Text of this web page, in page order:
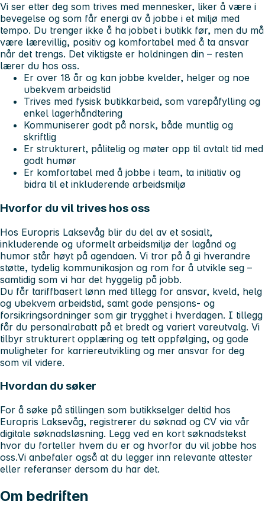
Vi ser etter deg som trives med mennesker, liker å være i
bevegelse og som får energi av å jobbe i et miljø med
tempo. Du trenger ikke å ha jobbet i butikk før, men du må
være lærevillig, positiv og komfortabel med å ta ansvar
når det trengs. Det viktigste er holdningen din – resten
lærer du hos oss.
Er over 18 år og kan jobbe kvelder, helger og noe
ubekvem arbeidstid
Trives med fysisk butikkarbeid, som varepåfylling og
enkel lagerhåndtering
Kommuniserer godt på norsk, både muntlig og
skriftlig
Er strukturert, pålitelig og møter opp til avtalt tid med
godt humør
Er komfortabel med å jobbe i team, ta initiativ og
bidra til et inkluderende arbeidsmiljø
Hvorfor du vil trives hos oss
Hos Europris Laksevåg blir du del av et sosialt,
inkluderende og uformelt arbeidsmiljø der lagånd og
humor står høyt på agendaen. Vi tror på å gi hverandre
støtte, tydelig kommunikasjon og rom for å utvikle seg –
samtidig som vi har det hyggelig på jobb.
Du får tariffbasert lønn med tillegg for ansvar, kveld, helg
og ubekvem arbeidstid, samt gode pensjons- og
forsikringsordninger som gir trygghet i hverdagen. I tillegg
får du personalrabatt på et bredt og variert vareutvalg. Vi
tilbyr strukturert opplæring og tett oppfølging, og gode
muligheter for karriereutvikling og mer ansvar for deg
som vil videre.
Hvordan du søker
For å søke på stillingen som butikkselger deltid hos
Europris Laksevåg, registrerer du søknad og CV via vår
digitale søknadsløsning. Legg ved en kort søknadstekst
hvor du forteller hvem du er og hvorfor du vil jobbe hos
oss.Vi anbefaler også at du legger inn relevante attester
eller referanser dersom du har det.
Om bedriften